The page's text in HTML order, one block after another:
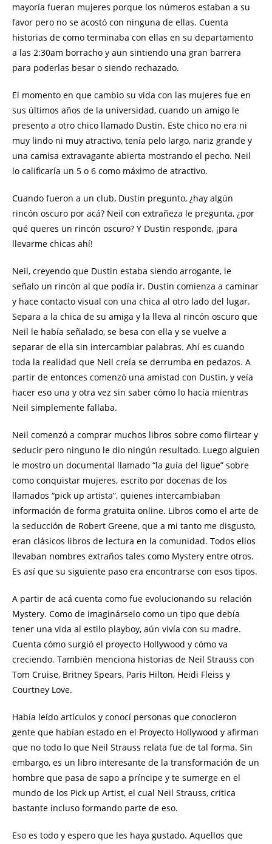
mayoría fueran mujeres porque los números estaban a su
favor pero no se acostó con ninguna de ellas. Cuenta
historias de como terminaba con ellas en su departamento
a las 2:30am borracho y aun sintiendo una gran barrera
para poderlas besar o siendo rechazado.
El momento en que cambio su vida con las mujeres fue en
sus últimos años de la universidad, cuando un amigo le
presento a otro chico llamado Dustin. Este chico no era ni
muy lindo ni muy atractivo, tenía pelo largo, nariz grande y
una camisa extravagante abierta mostrando el pecho. Neil
lo calificaría un 5 o 6 como máximo de atractivo.
Cuando fueron a un club, Dustin pregunto, ¿hay algún
rincón oscuro por acá? Neil con extrañeza le pregunta, ¿por
qué queres un rincón oscuro? Y Dustin responde, ¡para
llevarme chicas ahí!
Neil, creyendo que Dustin estaba siendo arrogante, le
señalo un rincón al que podía ir. Dustin comienza a caminar
y hace contacto visual con una chica al otro lado del lugar.
Separa a la chica de su amiga y la lleva al rincón oscuro que
Neil le había señalado, se besa con ella y se vuelve a
separar de ella sin intercambiar palabras. Ahí es cuando
toda la realidad que Neil creía se derrumba en pedazos. A
partir de entonces comenzó una amistad con Dustin, y veía
hacer eso una y otra vez sin saber cómo lo hacía mientras
Neil simplemente fallaba.
Neil comenzó a comprar muchos libros sobre como flirtear y
seducir pero ninguno le dio ningún resultado. Luego alguien
le mostro un documental llamado “la guía del ligue” sobre
como conquistar mujeres, escrito por docenas de los
llamados “pick up artista”, quienes intercambiaban
información de forma gratuita online. Libros como el arte de
la seducción de Robert Greene, que a mi tanto me disgusto,
eran clásicos libros de lectura en la comunidad. Todos ellos
llevaban nombres extraños tales como Mystery entre otros.
Es así que su siguiente paso era encontrarse con esos tipos.
A partir de acá cuenta como fue evolucionando su relación
Mystery. Como de imaginárselo como un tipo que debía
tener una vida al estilo playboy, aún vivía con su madre.
Cuenta cómo surgió el proyecto Hollywood y cómo va
creciendo. También menciona historias de Neil Strauss con
Tom Cruise, Britney Spears, Paris Hilton, Heidi Fleiss y
Courtney Love.
Había leído artículos y conocí personas que conocieron
gente que habían estado en el Proyecto Hollywood y afirman
que no todo lo que Neil Strauss relata fue de tal forma. Sin
embargo, es un libro interesante de la transformación de un
hombre que pasa de sapo a príncipe y te sumerge en el
mundo de los Pick up Artist, el cual Neil Strauss, critica
bastante incluso formando parte de eso.
Eso es todo y espero que les haya gustado. Aquellos que